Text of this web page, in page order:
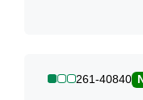
261-40840